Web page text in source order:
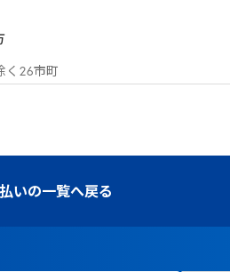
く 26市町
いの一覧へ戻る